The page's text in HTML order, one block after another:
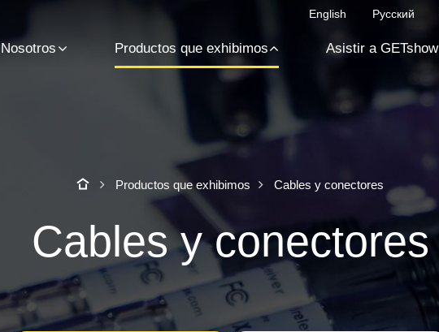
English Русский
Nosotros Productos que exhibimos Asistir a GETshow
Productos que exhibimos Cables y conectores
Cables y conectores